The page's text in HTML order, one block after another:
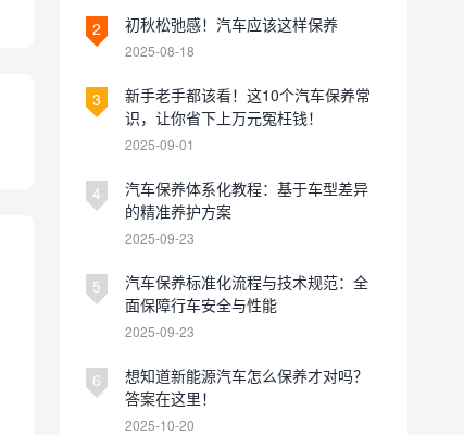
2 初秋松弛感！汽车应该这样保养
2025-08-18
3
新手老手都该看！这10个汽车保养常
识，让你省下上万元冤枉钱！
2025-09-01
4
汽车保养体系化教程：基于车型差异
的精准养护方案
2025-09-23
5
汽车保养标准化流程与技术规范：全
面保障行车安全与性能
2025-09-23
6
想知道新能源汽车怎么保养才对吗？
答案在这里！
2025-10-20